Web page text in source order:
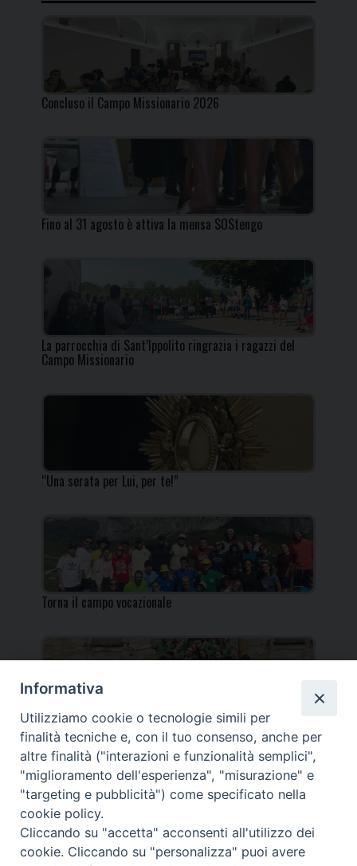
Concluso il Campo Missionario 2026
Fino al 31 agosto è attiva la mensa SOStengo
La parrocchia di Sant’Ippolito ringrazia i ragazzi del
Campo Missionario
“Una serata per Lui, per te!”
Torna il campo vocazionale
Torna il Campo Missionario Diocesano
_____________________________________________________
_____________________________
DIOCESI DI FANO FOSSOMBRONE CAGLI PERGOLA | Via Roma,
Informativa
Utilizziamo cookie o tecnologie simili per
finalità tecniche e, con il tuo consenso, anche per
altre finalità ("interazioni e funzionalità semplici",
"miglioramento dell'esperienza", "misurazione" e
"targeting e pubblicità") come specificato nella
cookie policy.
Cliccando su "accetta" acconsenti all'utilizzo dei
cookie. Cliccando su "personalizza" puoi avere